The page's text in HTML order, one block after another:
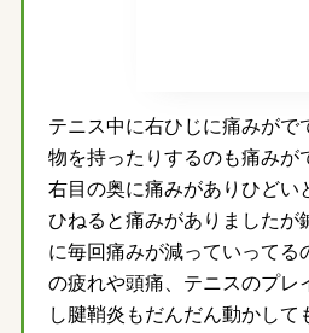
テニス中に右ひじに痛みがで
物を持ったりするのも痛みが
右目の奥に痛みがありひどい
ひねると痛みがありましたが
に毎回痛みが減っていってる
の疲れや頭痛、テニスのプレ
し腱鞘炎もだんだん動かして